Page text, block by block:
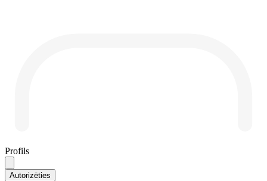
Profils
Autorizēties